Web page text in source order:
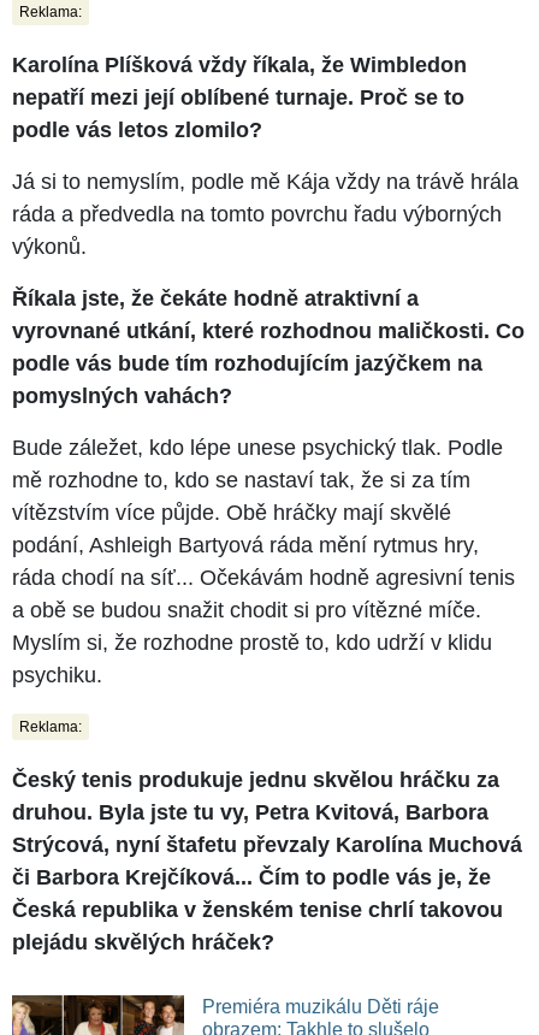
Reklama:
Karolína Plíšková vždy říkala, že Wimbledon
nepatří mezi její oblíbené turnaje. Proč se to
podle vás letos zlomilo?
Já si to nemyslím, podle mě Kája vždy na trávě hrála
ráda a předvedla na tomto povrchu řadu výborných
výkonů.
Říkala jste, že čekáte hodně atraktivní a
vyrovnané utkání, které rozhodnou maličkosti. Co
podle vás bude tím rozhodujícím jazýčkem na
pomyslných vahách?
Bude záležet, kdo lépe unese psychický tlak. Podle
mě rozhodne to, kdo se nastaví tak, že si za tím
vítězstvím více půjde. Obě hráčky mají skvělé
podání, Ashleigh Bartyová ráda mění rytmus hry,
ráda chodí na síť... Očekávám hodně agresivní tenis
a obě se budou snažit chodit si pro vítězné míče.
Myslím si, že rozhodne prostě to, kdo udrží v klidu
psychiku.
Reklama:
Český tenis produkuje jednu skvělou hráčku za
druhou. Byla jste tu vy, Petra Kvitová, Barbora
Strýcová, nyní štafetu převzaly Karolína Muchová
či Barbora Krejčíková... Čím to podle vás je, že
Česká republika v ženském tenise chrlí takovou
plejádu skvělých hráček?
Premiéra muzikálu Děti ráje
obrazem: Takhle to slušelo